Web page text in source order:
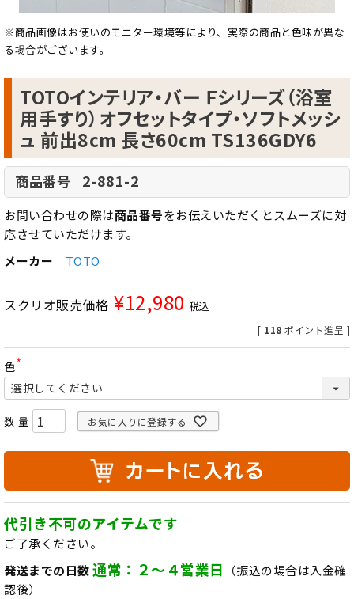
※商品画像はお使いのモニター環境等により、実際の商品と色味が異な
る場合がございます。
TOTOインテリア・バー Ｆシリーズ（浴室
用手すり）オフセットタイプ・ソフトメッシ
ュ 前出8cm 長さ60cm TS136GDY6
商品番号 2-881-2
お問い合わせの際は商品番号をお伝えいただくとスムーズに対
応させていただけます。
メーカー
TOTO
スクリオ販売価格 ¥12,980 税込
[ 118 ポイント進呈 ]
色
(
必
須
)
お気に入りに登録する
代引き不可のアイテムです
ご了承ください。
発送までの日数通常：２～４営業日
（振込の場合は入金確
認後）